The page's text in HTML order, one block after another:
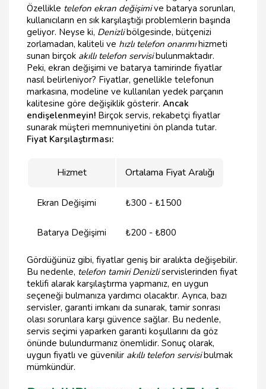
Özellikle telefon ekran değişimive batarya sorunları,
kullanıcıların en sık karşılaştığı problemlerin başında
geliyor. Neyse ki, Denizlibölgesinde, bütçenizi
zorlamadan, kaliteli ve hızlı telefon onarımıhizmeti
sunan birçok akıllı telefon servisibulunmaktadır.
Peki, ekran değişimi ve batarya tamirinde fiyatlar
nasıl belirleniyor? Fiyatlar, genellikle telefonun
markasına, modeline ve kullanılan yedek parçanın
kalitesine göre değişiklik gösterir. Ancak
endişelenmeyin! Birçok servis, rekabetçi fiyatlar
sunarak müşteri memnuniyetini ön planda tutar.
Fiyat Karşılaştırması:
Hizmet Ortalama Fiyat Aralığı
Ekran Değişimi ₺300 - ₺1500
Batarya Değişimi ₺200 - ₺800
Gördüğünüz gibi, fiyatlar geniş bir aralıkta değişebilir.
Bu nedenle, telefon tamiri Denizliservislerinden fiyat
teklifi alarak karşılaştırma yapmanız, en uygun
seçeneği bulmanıza yardımcı olacaktır. Ayrıca, bazı
servisler, garanti imkanı da sunarak, tamir sonrası
olası sorunlara karşı güvence sağlar. Bu nedenle,
servis seçimi yaparken garanti koşullarını da göz
önünde bulundurmanız önemlidir. Sonuç olarak,
uygun fiyatlı ve güvenilir akıllı telefon servisibulmak
mümkündür.